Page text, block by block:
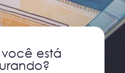
está